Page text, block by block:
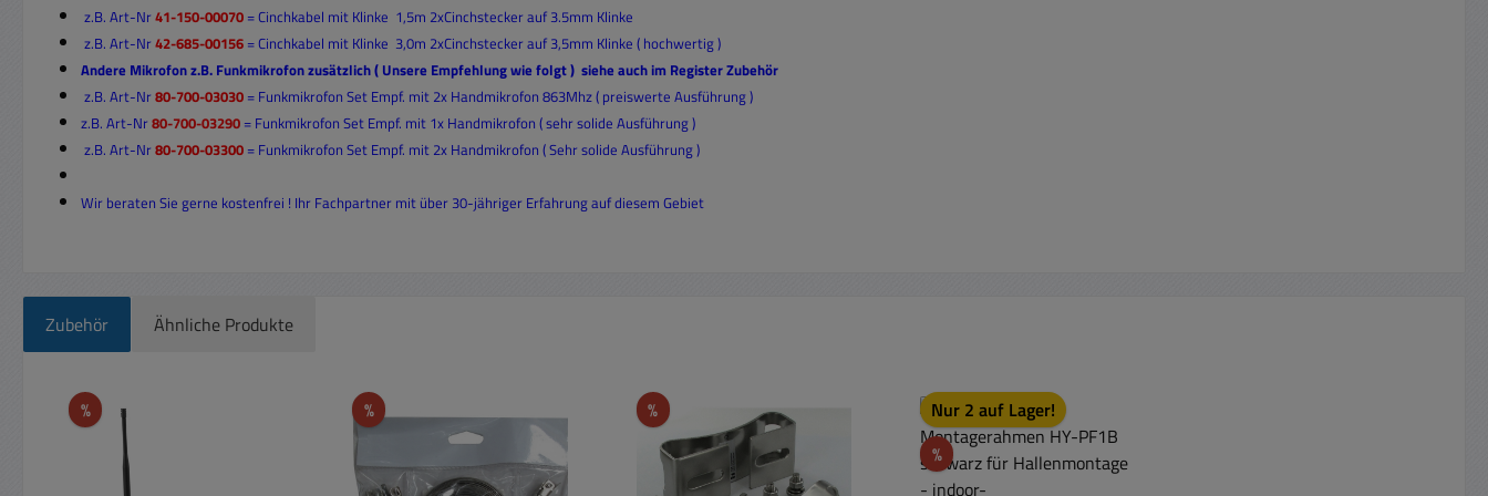
z.B. Art-Nr 41-150-00070 = Cinchkabel mit Klinke 1,5m 2xCinchstecker auf 3.5mm Klinke
z.B. Art-Nr 42-685-00156 = Cinchkabel mit Klinke 3,0m 2xCinchstecker auf 3,5mm Klinke ( hochwertig )
Andere Mikrofon z.B. Funkmikrofon zusätzlich ( Unsere Empfehlung wie folgt ) siehe auch im Register Zubehör
z.B. Art-Nr 80-700-03030 = Funkmikrofon Set Empf. mit 2x Handmikrofon 863Mhz ( preiswerte Ausführung )
z.B. Art-Nr 80-700-03290 = Funkmikrofon Set Empf. mit 1x Handmikrofon ( sehr solide Ausführung )
z.B. Art-Nr 80-700-03300 = Funkmikrofon Set Empf. mit 2x Handmikrofon ( Sehr solide Ausführung )
Wir beraten Sie gerne kostenfrei ! Ihr Fachpartner mit über 30-jähriger Erfahrung auf diesem Gebiet
Zubehör Ähnliche Produkte
Produktgalerie überspringen
%Rabatt %Rabatt %Rabatt
Nur 2 auf Lager!
%Rabatt